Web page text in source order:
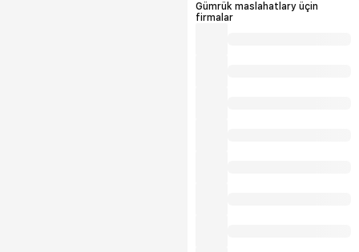
Gümrük maslahatlary üçin
firmalar